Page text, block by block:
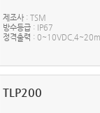
제조사 : TSM
방수등급 : IP67
정격출력 :
TLP200